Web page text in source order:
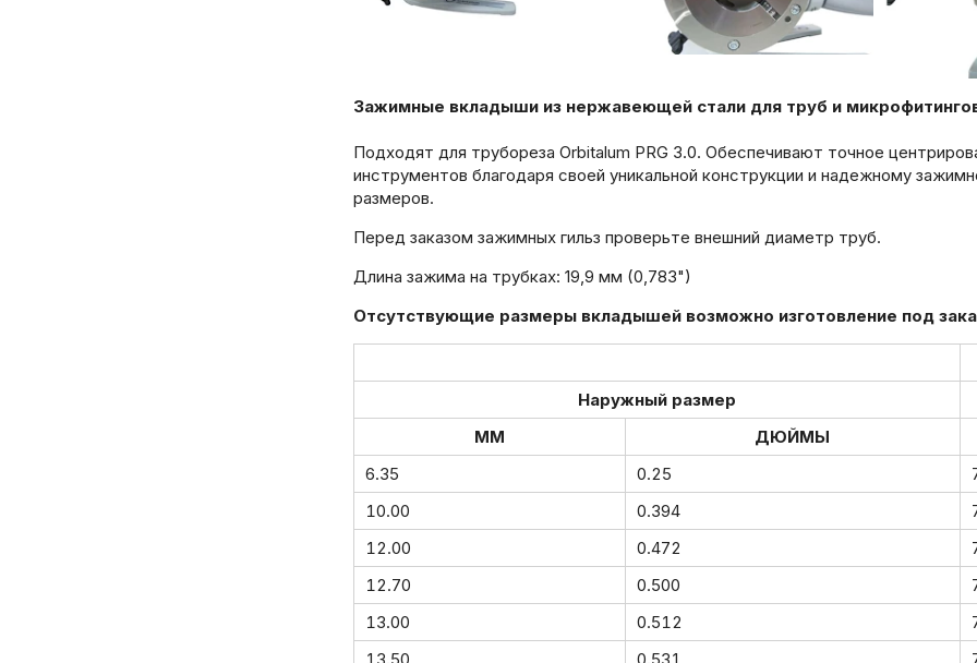
Зажимные вкладыши из нержавеющей стали для труб и
Подходят для трубореза Orbitalum PRG 3.0. Обеспечивают точное
инструментов благодаря своей уникальной конструкции и надежному
размеров.
Перед заказом зажимных гильз проверьте внешний диаметр труб.
Длина зажима на трубках: 19,9 мм (0,783")
Отсутствующие размеры вкладышей возможно изготовление под
Наружный размер
ММ
ДЮЙМЫ
6.35
0.25
10.00
0.394
12.00
0.472
12.70
0.500
13.00
0.512